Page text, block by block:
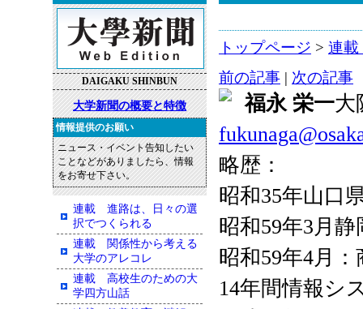
DAIGAKU SHINBUN
トップページ > 連
前の記事 | 次の記事
福永 栄一大
略歴：
昭和35年山口
昭和59年3月
昭和59年4月
14年間情報シ
大学新聞の概要と特徴
情報提供のお願い
ニュース・イベント告知したい
ことなどがありましたら、情報
をお寄せ下さい。
連載 進路は、日々の選
択でつくられる
連載 関係性から考える
大学のアレコレ
連載 高校生のための大
学四方山話